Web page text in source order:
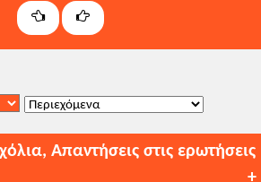
Απαντήσεις στις ερωτήσεις